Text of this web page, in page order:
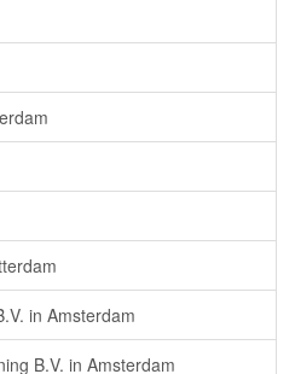
in Amsterdam
B.V. in Amsterdam